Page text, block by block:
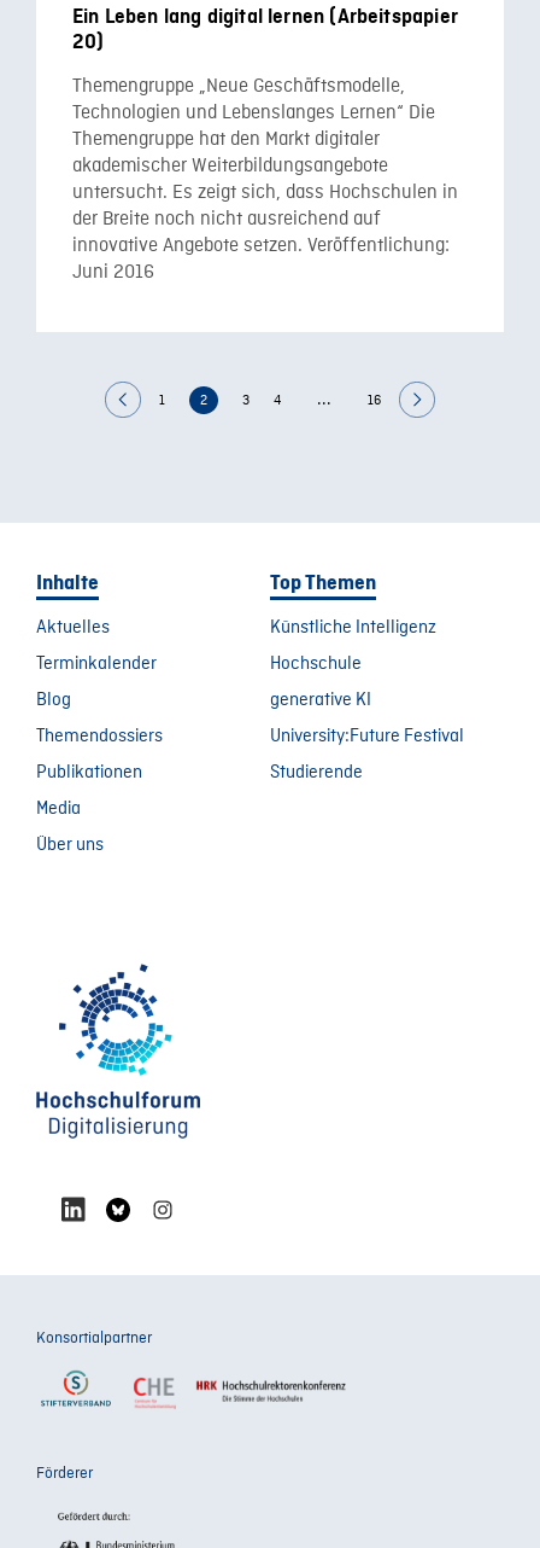
Ein Leben lang digital lernen (Arbeitspapier
20)
Themengruppe „Neue Geschäftsmodelle,
Technologien und Lebenslanges Lernen“ Die
Themengruppe hat den Markt digitaler
akademischer Weiterbildungsangebote
untersucht. Es zeigt sich, dass Hochschulen in
der Breite noch nicht ausreichend auf
innovative Angebote setzen. Veröffentlichung:
Juni 2016
1 2 3 4 ... 16
Inhalte
Aktuelles
Terminkalender
Blog
Themendossiers
Publikationen
Media
Über uns
Top Themen
Künstliche Intelligenz
Hochschule
generative KI
University:Future Festival
Studierende
Konsortialpartner
Förderer